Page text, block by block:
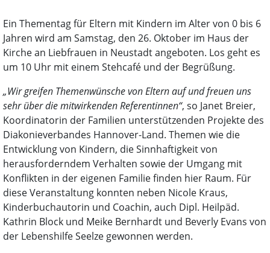
Ein Thementag für Eltern mit Kindern im Alter von 0 bis 6
Jahren wird am Samstag, den 26. Oktober im Haus der
Kirche an Liebfrauen in Neustadt angeboten. Los geht es
um 10 Uhr mit einem Stehcafé und der Begrüßung.
„Wir greifen Themenwünsche von Eltern auf und freuen uns
sehr über die mitwirkenden Referentinnen“, so Janet Breier,
Koordinatorin der Familien unterstützenden Projekte des
Diakonieverbandes Hannover-Land. Themen wie die
Entwicklung von Kindern, die Sinnhaftigkeit von
herausforderndem Verhalten sowie der Umgang mit
Konflikten in der eigenen Familie finden hier Raum. Für
diese Veranstaltung konnten neben Nicole Kraus,
Kinderbuchautorin und Coachin, auch Dipl. Heilpäd.
Kathrin Block und Meike Bernhardt und Beverly Evans von
der Lebenshilfe Seelze gewonnen werden.